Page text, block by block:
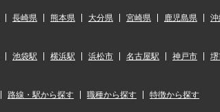
長崎県 熊本県 大分県 宮崎県 鹿児島県
池袋駅 横浜駅 浜松市 名古屋駅 神戸市
路線・駅から探す 職種から探す 特徴から探す